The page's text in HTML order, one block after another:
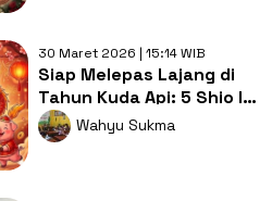
30 Maret 2026 | 15:14 WIB
Siap Melepas Lajang di
Tahun Kuda Api: 5 Shio Ini
Diprediksi Menikah Tahun
2026
Wahyu Sukma